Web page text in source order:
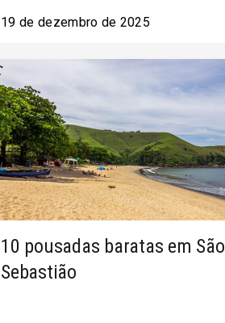
19 de dezembro de 2025
10 pousadas baratas em São
Sebastião